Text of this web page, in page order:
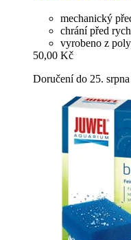
mechanický
chrání před
vyrobeno z
50,00 Kč
Doručení do 25. srpna